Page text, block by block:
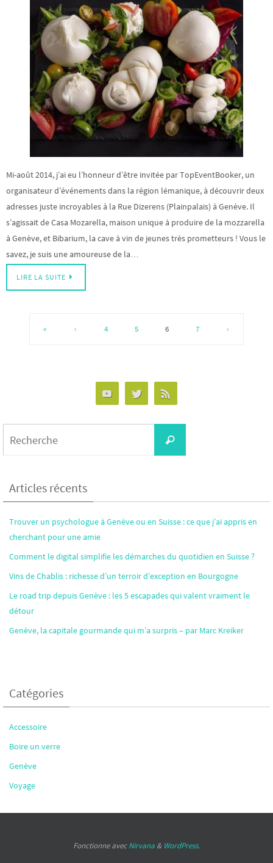
Mi-août 2014, j’ai eu l’honneur d’être invitée par TopEventBooker, un
organisateur d’événements dans la région lémanique, à découvrir deux
adresses juste incroyables à la Rue Dizerens (Plainpalais) à Genève. Il
s’agissait de Casa Mozarella, maison unique à produire de la mozzarella
à Genève, et Bibarium, la cave à vin de jeunes très prometteurs ! Vous le
savez, je suis une amoureuse de la…
LIRE LA SUITE
« ‹ 4 5 6 7 ›
Recherche
Articles récents
Trouver un psychologue à Genève ou en Suisse : ce que j’ai appris en
cherchant pour une amie
Comment le digital simplifie les démarches du quotidien en Suisse ?
Vins de Chablis : richesse d’un terroir d’exception en Bourgogne
Le road trip depuis Genève : les 5 escapades qui valent vraiment le
détour
Genève, la capitale gourmande qui m’a surpris – par Marc Kreiker
Catégories
Accessoire
Boire un verre
Genève
Voyage
Fonctionne avecNirvana & WordPress.